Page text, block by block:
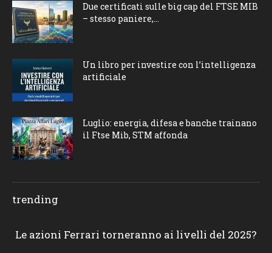
Due certificati sulle big cap del FTSE MIB
– stesso paniere,...
Un libro per investire con l’intelligenza
artificiale
Luglio: energia, difesa e banche trainano
il Ftse Mib, STM affonda
trending
Le azioni Ferrari torneranno ai livelli del 2025?